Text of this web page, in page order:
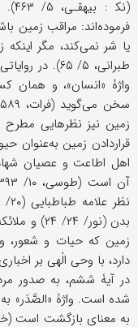
فرموده‌اند: مراقب زمین
یا شر نمی‌کند، مگر
طبرانی، ۵/
واژۀ «انسان»، و
زمین نیز نظرهایی
قراردادن زمین به‌عنوان
اهل اطاعت و عصیان
زمین که حیات و شعور،
دارد، با وحی الٰهی بر
در آیۀ ششم، به صدور
شده است. واژۀ «الصَّدَر»